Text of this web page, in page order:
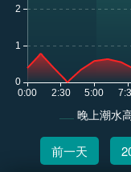
晚上潮水
前一天